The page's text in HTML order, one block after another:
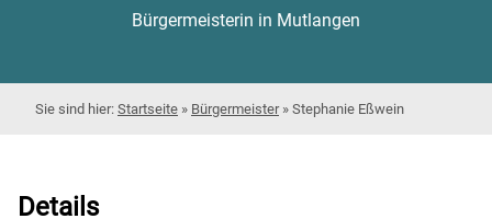
Bürgermeisterin in Mutlangen
Startseite » Bürgermeister» Stephanie Eßwein
Details